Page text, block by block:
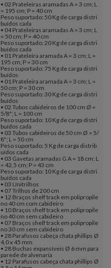
• 02 Prateleiras aramadas A = 3 cm; L
= 195 cm; P = 40 cm
Peso suportado: 50 Kg de carga distri
buídos cada
• 04 Prateleiras aramadas A = 3 cm; L
= 50 cm; P = 40 cm
Peso suportado: 20 Kg de carga distri
buídos cada
• 01 Prateleira aramada A = 3 cm; L =
195 cm; P = 30 cm
Peso suportado: 75 Kg de carga distri
buídos
• 01 Prateleira aramada A = 3 cm; L =
50 cm; P = 30 cm
Peso suportado: 30 Kg de carga distri
buídos
• 02 Tubos cabideiros de 100 cm Ø =
5/8"; L = 100 cm
Peso suportado: 10 Kg de carga distri
buídos cada
• 03 Tubos cabideiros de 50 cm Ø = 5/
8"; L = 50 cm
Peso suportado: 5 Kg de carga distrib
uídos cada
• 03 Gavetas aramadas G A = 18 cm; L
= 42,5 cm; P = 43 cm
Peso suportado: 10 Kg de carga distri
buídos cada
• 03 Unitrilhos
• 07 Trilhos de 200 cm
• 12 Braços shelf track em polipropile
no 40 cm com cabideiro
• 10 Braços shelf track em polipropile
no 40 cm sem cabideiro
• 07 Braços shelf track em polipropile
no 30 cm sem cabideiro
• 28 Parafusos cabeça chata phillips Ø
4,0 x 45 mm
• 28 Buchas expansíveis Ø 6 mm para
parede de alvenaria
• 12 Parafusos cabeça chata phillips Ø